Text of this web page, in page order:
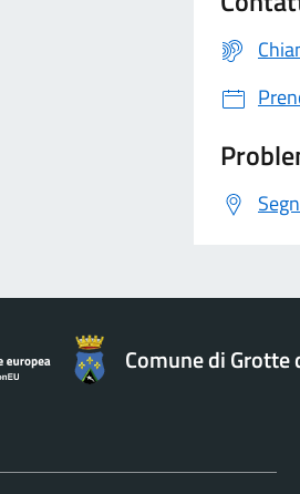
Comune di Grotte